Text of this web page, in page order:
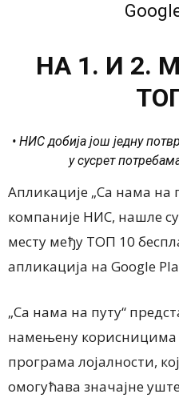
НА 1. И 2.
• НИС добија још једну
у сусрет
Апликације „Са нама на
компаније НИС, нашле
месту међу ТОП 10
апликација на Google
„Са нама на путу“
намењену
програма лојалности,
омогућава значајне